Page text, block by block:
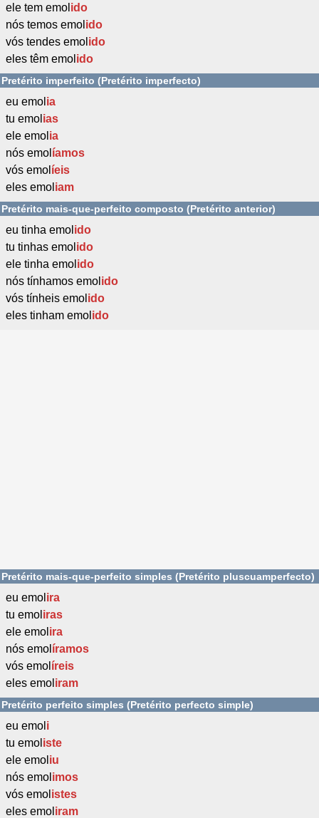
ele tem emol ido
nós temos emol ido
vós tendes emol ido
eles têm emol ido
Pretérito imperfeito (Pretérito imperfecto)
eu emol ia
tu emol ias
ele emol ia
nós emol íamos
vós emol íeis
eles emol iam
Pretérito mais-que-perfeito composto (Pretérito anterior)
eu tinha emol ido
tu tinhas emol ido
ele tinha emol ido
nós tínhamos emol ido
vós tínheis emol ido
eles tinham emol ido
Pretérito mais-que-perfeito simples (Pretérito pluscuamperfecto)
eu emol ira
tu emol iras
ele emol ira
nós emol íramos
vós emol íreis
eles emol iram
Pretérito perfeito simples (Pretérito perfecto simple)
eu emol i
tu emol iste
ele emol iu
nós emol imos
vós emol istes
eles emol iram